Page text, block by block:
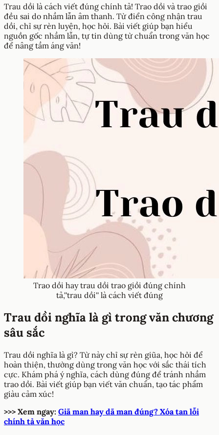
Trau dồi là cách viết đúng chính tả! Trao dồi và trao giồi
đều sai do nhầm lẫn âm thanh. Từ điển công nhận trau
dồi, chỉ sự rèn luyện, học hỏi. Bài viết giúp bạn hiểu
nguồn gốc nhầm lẫn, tự tin dùng từ chuẩn trong văn học
để nâng tầm áng văn!
Trao dồi hay trau dồi trao giồi đúng chính
tả,''trau dồi'' là cách viết đúng
Trau dồi nghĩa là gì trong văn chương
sâu sắc
Trau dồi nghĩa là gì? Từ này chỉ sự rèn giũa, học hỏi để
hoàn thiện, thường dùng trong văn học với sắc thái tích
cực. Khám phá ý nghĩa, cách dùng đúng để tránh nhầm
trao dồi. Bài viết giúp bạn viết văn chuẩn, tạo tác phẩm
giàu cảm xúc!
>>> Xem ngay: Giã man hay dã man đúng? Xóa tan lỗi
chính tả văn học